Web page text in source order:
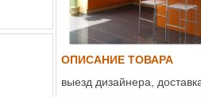
ОПИСАНИЕ ТОВАРА
выезд дизайнера,